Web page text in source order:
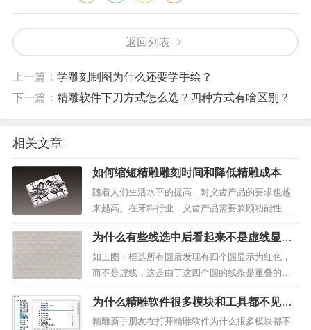
返回列表
上一篇： 学雕刻制图为什么还要学手绘？
下一篇： 精雕软件下刀方式怎么选？四种方式有啥区别？
相关文章
如何缩短精雕雕刻时间和降低精雕成本
随着人们生活水平的提高，对义齿产品的要求也越
来越高。在牙科行业，义齿产品需要兼顾功能性和
美观度两个方面。然而，传统手工工艺制作生产周
期长、工艺环节多，无法保证产品精度，已不能适
应新的行业发展趋势。鉴于此，北京精雕面向义齿
模具、义齿产品加工提...
为什么有些线选中后看起来不是虚线显示,
而是红色显示？
如上图：框选所有圆后发现有四个圆显示为红色，
而不是虚线，这是由于这四个圆的线条是重叠的。
当重叠的个数为偶数的时候，显示就为红色。看起
来像是没有选中一样，当重叠的个数为奇数的时
候，显示为虚线（例如：当重叠个数为2、4、6、8
为什么精雕软件很多模块和工具都不见
了？
精雕新手朋友在打开精雕软件为什么很多模块都不